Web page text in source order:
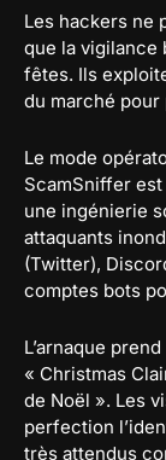
Les hackers ne
que la vigilance
fêtes. Ils
du marché
Le mode
ScamSniffer
une ingénierie
attaquants
(Twitter),
comptes bots
L’arnaque
« Christmas
de Noël ». Les
perfection
très attendus